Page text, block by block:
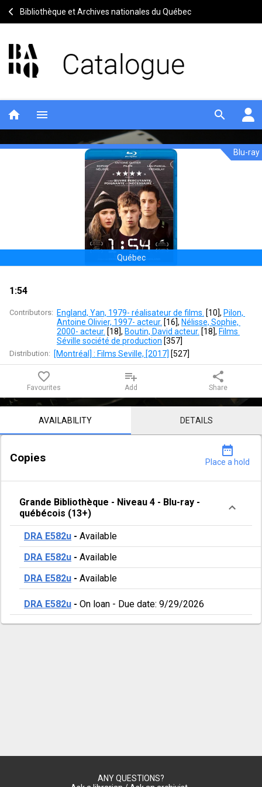
Bibliothèque et Archives nationales du Québec
home menu search
Québec
Blu-ray
1:54
Contributors: England, Yan, 1979- réalisateur de films. [10], Pilon,
Antoine Olivier, 1997- acteur. [16], Nélisse, Sophie,
2000- acteur. [18], Boutin, David acteur. [18], Films
Séville société de production [357]
Distribution: [Montréal] : Films Seville, [2017] [527]
favorite_border
Favourites
playlist_add
Add
share
Share
Notice content
AVAILABILITY DETAILS
Copies
date_range
Place a hold
Grande Bibliothèque - Niveau 4 - Blu-ray -
québécois (13+)
DRA E582u - Available
DRA E582u - Available
DRA E582u - Available
DRA E582u - On loan - Due date: 9/29/2026
ANY QUESTIONS?